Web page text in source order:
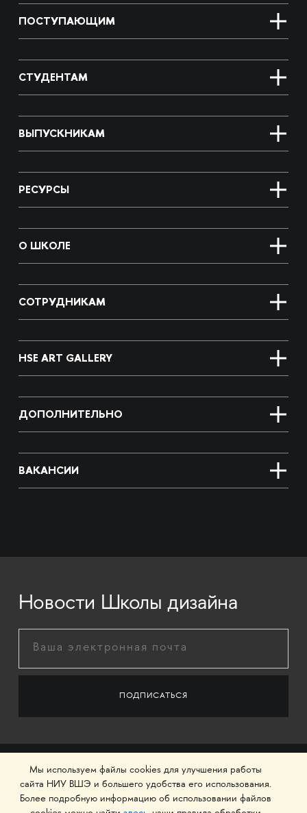
ПОСТУПАЮЩИМ
СТУДЕНТАМ
ВЫПУСКНИКАМ
РЕСУРСЫ
О ШКОЛЕ
СОТРУДНИКАМ
HSE ART GALLERY
ДОПОЛНИТЕЛЬНО
ВАКАНСИИ
Новости Школы дизайна
Мы используем файлы cookies для улучшения работы
сайта НИУ ВШЭ и большего удобства его использования.
Более подробную информацию об использовании файлов